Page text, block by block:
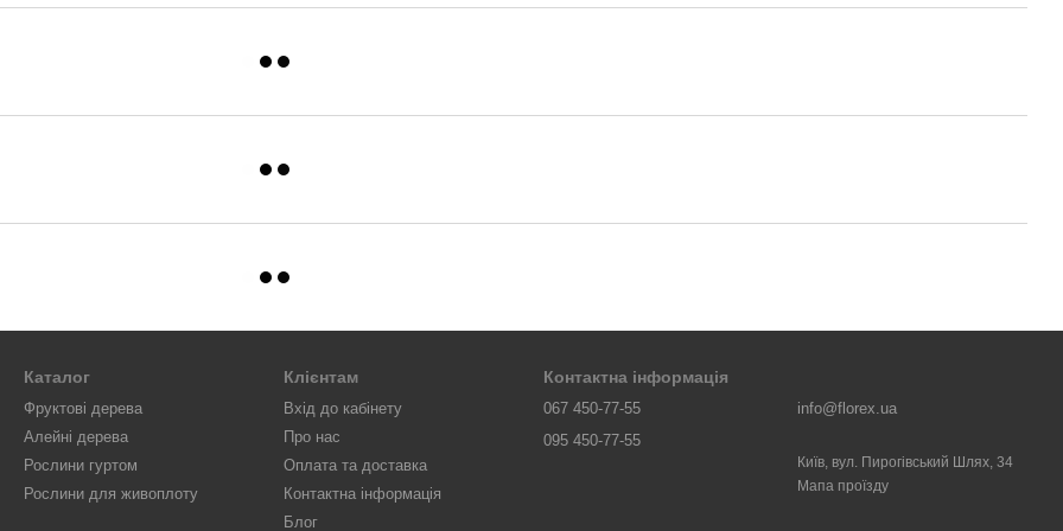
Каталог
Фруктові дерева
Алейні дерева
Рослини гуртом
Рослини для живоплоту
Клієнтам
Вхід до кабінету
Про нас
Оплата та доставка
Контактна інформація
Блог
Контактна інформація
067 450-77-55
095 450-77-55
info@florex.ua
Київ, вул. Пирогівський Шлях, 34
Мапа проїзду